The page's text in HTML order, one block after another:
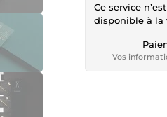
Ce service
disponible à la
Vos